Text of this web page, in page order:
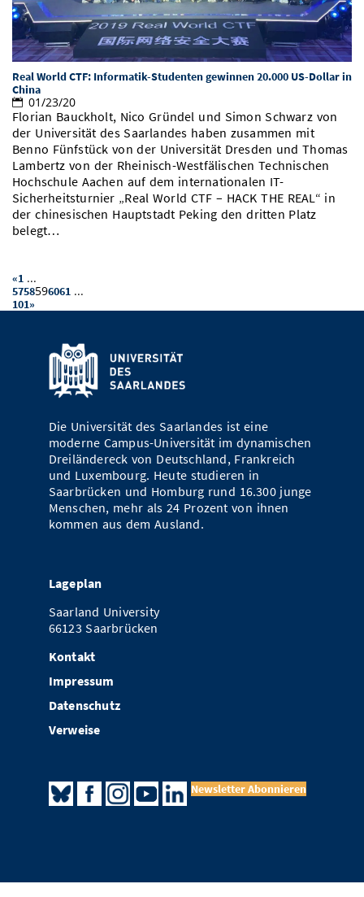
Real World CTF: Informatik-Studenten gewinnen 20.000 US-Dollar in
China
01/23/20
Florian Bauckholt, Nico Gründel und Simon Schwarz von
der Universität des Saarlandes haben zusammen mit
Benno Fünfstück von der Universität Dresden und Thomas
Lambertz von der Rheinisch-Westfälischen Technischen
Hochschule Aachen auf dem internationalen IT-
Sicherheitsturnier „Real World CTF – HACK THE REAL“ in
der chinesischen Hauptstadt Peking den dritten Platz
belegt…
«1 ...
5758596061 ...
101»
Die Universität des Saarlandes ist eine
moderne Campus-Universität im dynamischen
Dreiländereck von Deutschland, Frankreich
und Luxembourg. Heute studieren in
Saarbrücken und Homburg rund 16.300 junge
Menschen, mehr als 24 Prozent von ihnen
kommen aus dem Ausland.
Lageplan
Saarland University
66123 Saarbrücken
Kontakt
Impressum
Datenschutz
Verweise
Newsletter Abonnieren